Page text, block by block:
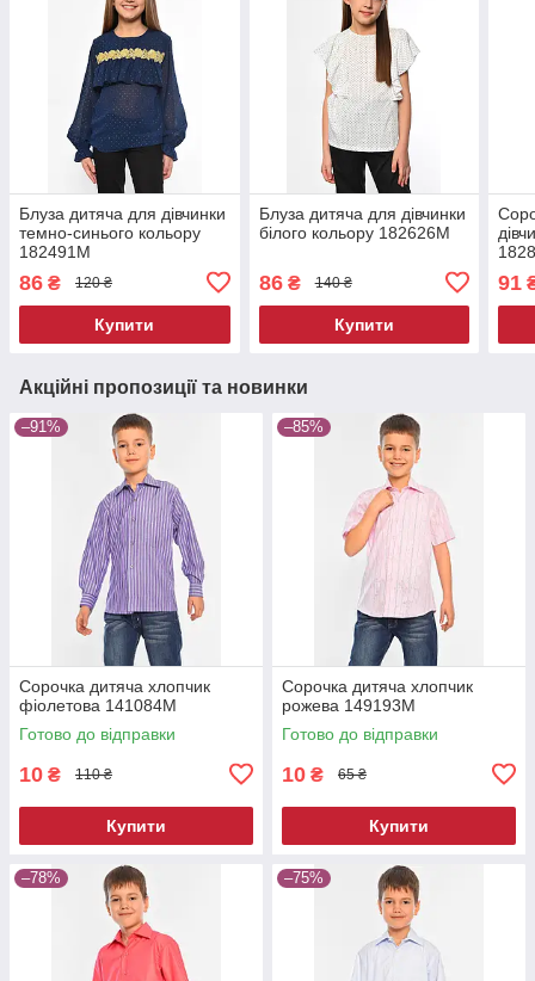
Блуза дитяча для дівчинки
темно-синього кольору
182491M
86 ₴ 120 ₴
Купити
Блуза дитяча для дівчинки
білого кольору 182626M
86₴ 140 ₴
Купити
91
Акційні пропозиції та новинки
–91%
Сорочка дитяча хлопчик
фіолетова 141084M
Готово до відправки
10 ₴ 110 ₴
Купити
–85%
Сорочка дитяча хлопчик
рожева 149193M
Готово до відправки
10 ₴ 65 ₴
Купити
–78% –75%